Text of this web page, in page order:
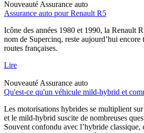
Nouveauté Assurance auto
Assurance auto pour Renault R5
Icône des années 1980 et 1990, la Renault
nom de Supercinq, reste aujourd’hui encore
routes françaises.
Lire
Nouveauté Assurance auto
Qu'est-ce qu'un véhicule mild-hybrid et
Les motorisations hybrides se multiplient
et le mild-hybrid suscite de nombreuses
Souvent confondu avec l’hybride classique,